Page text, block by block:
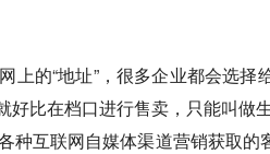
的“地址”，很多企业都会选
比在档口进行售卖，只能叫做
种互联网自媒体渠道营销获取